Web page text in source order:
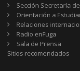
Sección Secretaría
Orientación a
Relaciones
Radio enFuga
Sala de Prensa
Sitios
Sitios recomendados